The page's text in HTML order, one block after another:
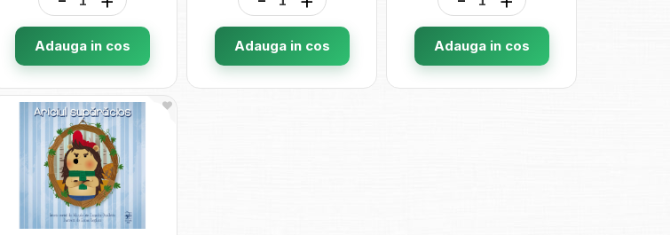
Adauga in cos Adauga in cos Adauga in cos